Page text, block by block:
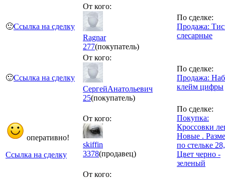
🙂Ссылка на сделку
От кого:
Ragnar
277(покупатель)
По сделке:
Продажа:
слесарные
🙂Ссылка на сделку
От кого:
СергейАнатольевич
25(покупатель)
По сделке:
Продажа:
клейм цифры
оперативно!
Ссылка на сделку
От кого:
skiffin
3378(продавец)
По сделке:
Покупка:
Кроссовки
Новые .
по стельке
Цвет черно -
зеленый
От кого: